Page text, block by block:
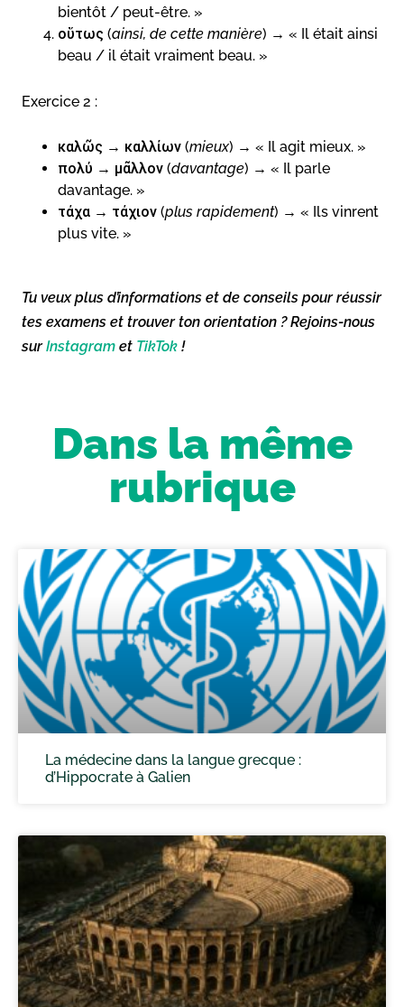
bientôt / peut-être. »
οὕτως (ainsi, de cette manière) → « Il était ainsi
beau / il était vraiment beau. »
Exercice 2 :
καλῶς → καλλίων (mieux) → « Il agit mieux. »
πολύ → μᾶλλον (davantage) → « Il parle
davantage. »
τάχα → τάχιον (plus rapidement) → « Ils vinrent
plus vite. »
Tu veux plus d’informations et de conseils pour réussir
tes examens et trouver ton orientation ? Rejoins-nous
surInstagram et TikTok !
Dans la même
rubrique
La médecine dans la langue grecque :
d’Hippocrate à Galien